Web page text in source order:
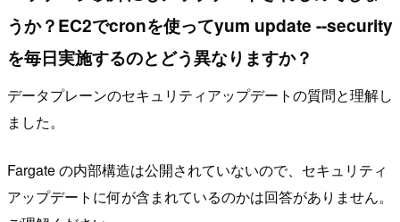
うか？EC2でcronを使ってyum update --security
を毎日実施するのとどう異なりますか？
データプレーンのセキュリティアップデートの質問と理解し
ました。
Fargate の内部構造は公開されていないので、セキュリティ
アップデートに何が含まれているのかは回答がありません。